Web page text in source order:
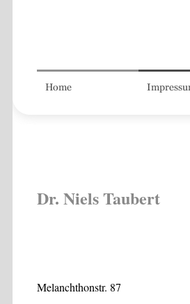
Dr. Niels Taubert
Melanchthonstr. 87